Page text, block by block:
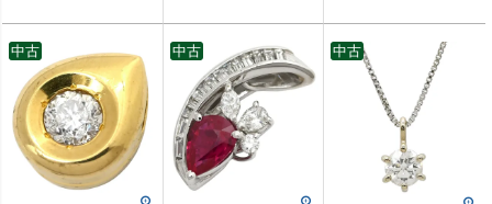
中古 中古 中古